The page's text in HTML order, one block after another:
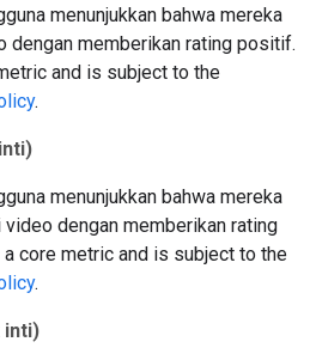
menunjukkan bahwa mereka
dengan memberikan rating positif.
and is subject to the
.
menunjukkan bahwa mereka
dengan memberikan rating
core metric and is subject to the
.
inti)